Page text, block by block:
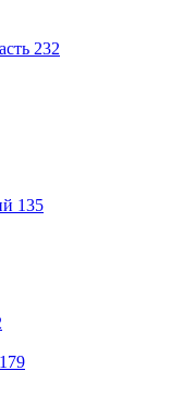
232
135
179